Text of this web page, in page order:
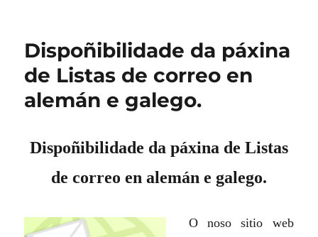
Dispoñibilidade da páxina
de Listas de correo en
alemán e galego.
Dispoñibilidade da páxina de Listas
de correo en alemán e galego.
O noso sitio web